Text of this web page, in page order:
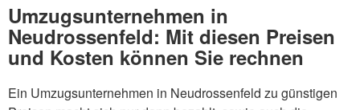
Umzugsunternehmen in
Neudrossenfeld: Mit diesen Preisen
und Kosten können Sie rechnen
Ein Umzugsunternehmen in Neudrossenfeld zu günstigen